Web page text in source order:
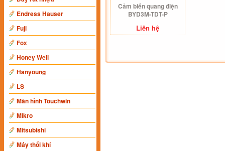
Endress Hauser
Fuji
Fox
Honey Well
Hanyoung
LS
Màn hình Touchwin
Mikro
Mitsubishi
Máy thổi khí
Cảm biến quang điện
BYD3M-TDT-P
Liên hệ